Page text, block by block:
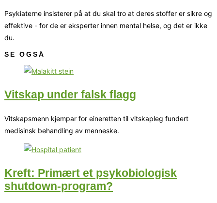
Psykiaterne insisterer på at du skal tro at deres stoffer er sikre og
effektive - for de er eksperter innen mental helse, og det er ikke
du.
SE OGSÅ
Vitskap under falsk flagg
Vitskapsmenn kjempar for eineretten til vitskapleg fundert
medisinsk behandling av menneske.
Kreft: Primært et psykobiologisk
shutdown-program?